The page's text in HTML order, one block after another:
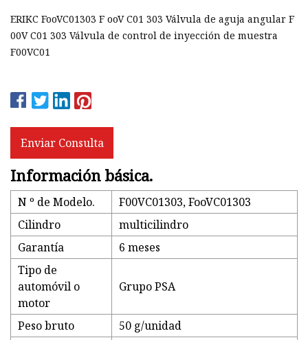
ERIKC FooVC01303 F ooV C01 303 Válvula de aguja angular F
00V C01 303 Válvula de control de inyección de muestra
F00VC01
Enviar Consulta
Información básica.
N º de Modelo.
F00VC01303, FooVC01303
Cilindro
multicilindro
Garantía
6 meses
Tipo de
automóvil o
motor
Grupo PSA
Peso bruto
50 g/unidad